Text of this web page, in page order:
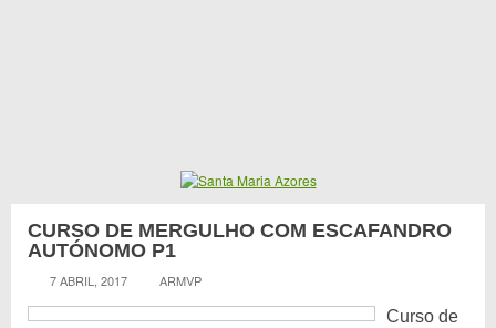
CURSO DE MERGULHO COM ESCAFANDRO
AUTÓNOMO P1
7 ABRIL, 2017 ARMVP
Curso de